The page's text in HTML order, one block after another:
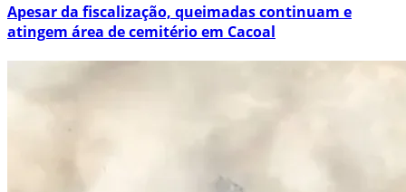
Apesar da fiscalização, queimadas continuam e
atingem área de cemitério em Cacoal